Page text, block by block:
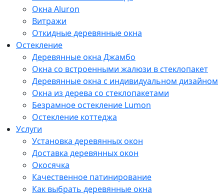
Окна Aluron
Витражи
Откидные деревянные окна
Остекление
Деревянные окна Джамбо
Окна со встроенными жалюзи в стеклопакет
Деревянные окна с индивидуальном дизайном
Окна из дерева со стеклопакетами
Безрамное остекление Lumon
Остекление коттеджа
Услуги
Установка деревянных окон
Доставка деревянных окон
Окосячка
Качественное патинирование
Как выбрать деревянные окна